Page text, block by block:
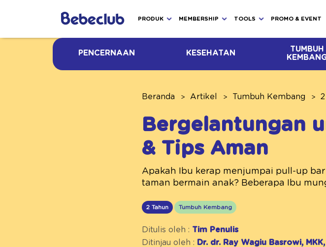
PRODUK MEMBERSHIP TOOLS PROMO & EVENT
PENCERNAAN KESEHATAN
TUMBUH
Beranda Artikel Tumbuh Kembang
Bergelantungan
& Tips Aman
Apakah Ibu kerap menjumpai pull-up
taman bermain anak? Beberapa Ibu
2 Tahun Tumbuh Kembang
Ditulis oleh : Tim Penulis
Ditinjau oleh :
Dr. dr. Ray Wagiu Basrowi, MKK,